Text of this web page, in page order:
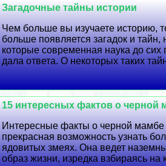
Загадочные тайны истории
Чем больше вы изучаете историю,
больше появляется загадок и тайн,
которые современная наука до сих
дала ответа. О некоторых таких
15 интересных фактов о черной
Интересные факты о черной мамбе
прекрасная возможность узнать
ядовитых змеях. Она ведет
образ жизни, изредка взбираясь на